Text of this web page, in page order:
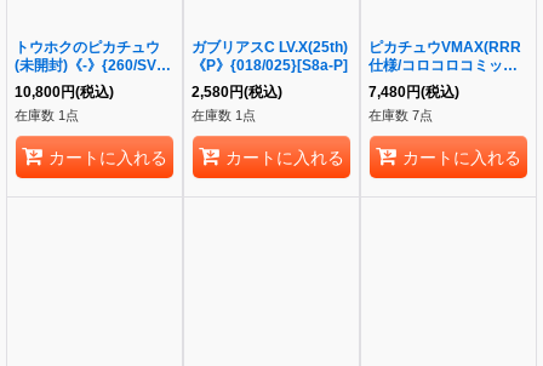
トウホクのピカチュウ
(未開封)《-》{260/SV-
P}[-]
10,800円(税込)
在庫数 1点
カートに入れる
ガブリアスC LV.X(25th)
《P》{018/025}[S8a-P]
2,580円(税込)
在庫数 1点
カートに入れる
ピカチュウVMAX(RRR
仕様/コロコロコミック)
《P》{265/S-P}[S-P]
7,480円(税込)
在庫数 7点
カートに入れる